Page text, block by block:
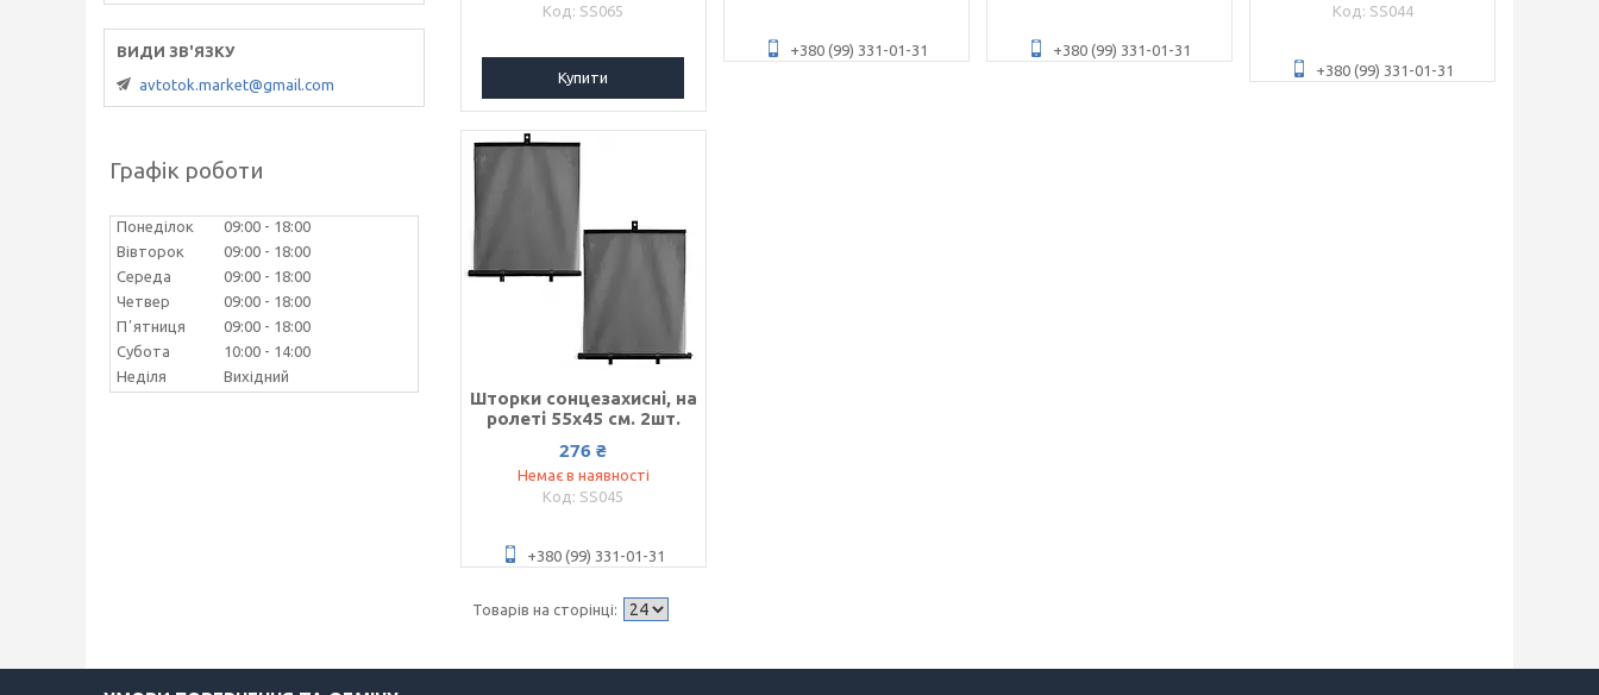
SS065
Купити
+380 (99) 331-01-31 +380 (99) 331-01-31
SS044
+380 (99) 331-01-31
Шторки сонцезахисні, на
ролеті 55х45 см. 2шт.
276 ₴
Немає в наявності
SS045
+380 (99) 331-01-31
avtotok.market@gmail.com
Графік роботи
Понеділок 09:00
18:00
Вівторок
09:00
18:00
Середа
09:00
18:00
Четвер
09:00
18:00
Пʼятниця
09:00
18:00
Субота
10:00
14:00
Неділя
Вихідний